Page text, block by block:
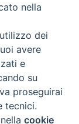
riservati - Vita
Torna
nella
dei
avere
e
su
proseguirai
tecnici.
nellacookie